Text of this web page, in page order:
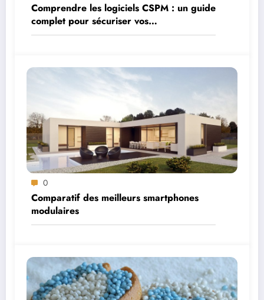
Comprendre les logiciels CSPM : un guide
complet pour sécuriser vos
environnements cloud
0
Comparatif des meilleurs smartphones
modulaires